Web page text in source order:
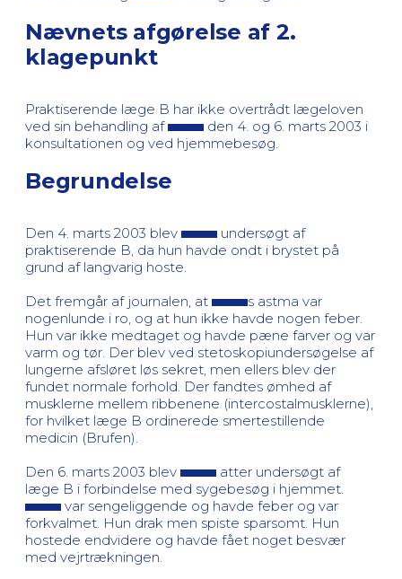
Nævnets afgørelse af 2.
klagepunkt
Praktiserende læge B har ikke overtrådt lægeloven
ved sin behandling af
den 4. og 6. marts 2003 i
konsultationen og ved hjemmebesøg.
Begrundelse
Den 4. marts 2003 blev
undersøgt af
praktiserende B, da hun havde ondt i brystet på
grund af langvarig hoste.
Det fremgår af journalen, at
s astma var
nogenlunde i ro, og at hun ikke havde nogen feber.
Hun var ikke medtaget og havde pæne farver og var
varm og tør. Der blev ved stetoskopiundersøgelse af
lungerne afsløret løs sekret, men ellers blev der
fundet normale forhold. Der fandtes ømhed af
musklerne mellem ribbenene (intercostalmusklerne),
for hvilket læge B ordinerede smertestillende
medicin (Brufen).
Den 6. marts 2003 blev
atter undersøgt af
læge B i forbindelse med sygebesøg i hjemmet.
var sengeliggende og havde feber og var
forkvalmet. Hun drak men spiste sparsomt. Hun
hostede endvidere og havde fået noget besvær
med vejrtrækningen.